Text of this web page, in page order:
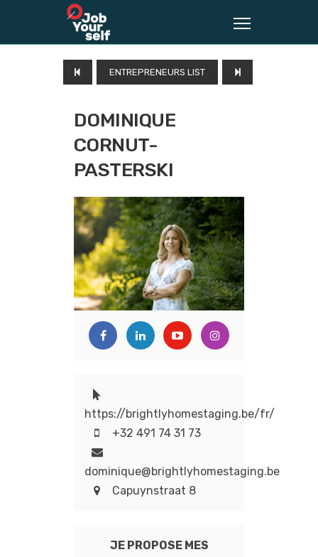
ENTREPRENEURS LIST
DOMINIQUE
CORNUT-
PASTERSKI
https://brightlyhomestaging.be/fr/
+32 491 74 31 73
dominique@brightlyhomestaging.be
Capuynstraat 8
JE PROPOSE MES